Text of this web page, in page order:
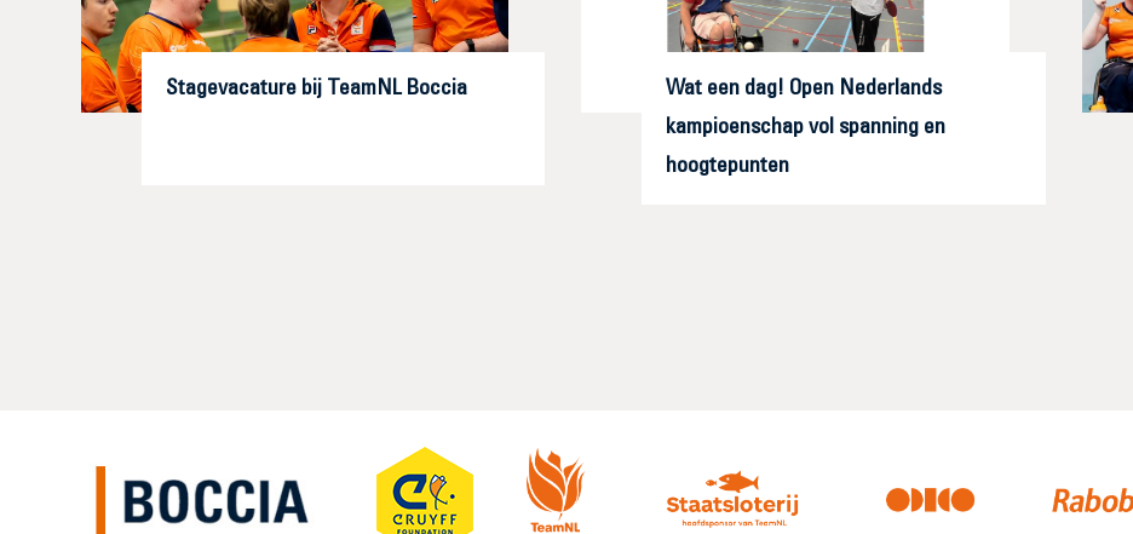
Stagevacature bij TeamNL Boccia
Wat een dag! Open Nederlands
kampioenschap vol spanning en
hoogtepunten